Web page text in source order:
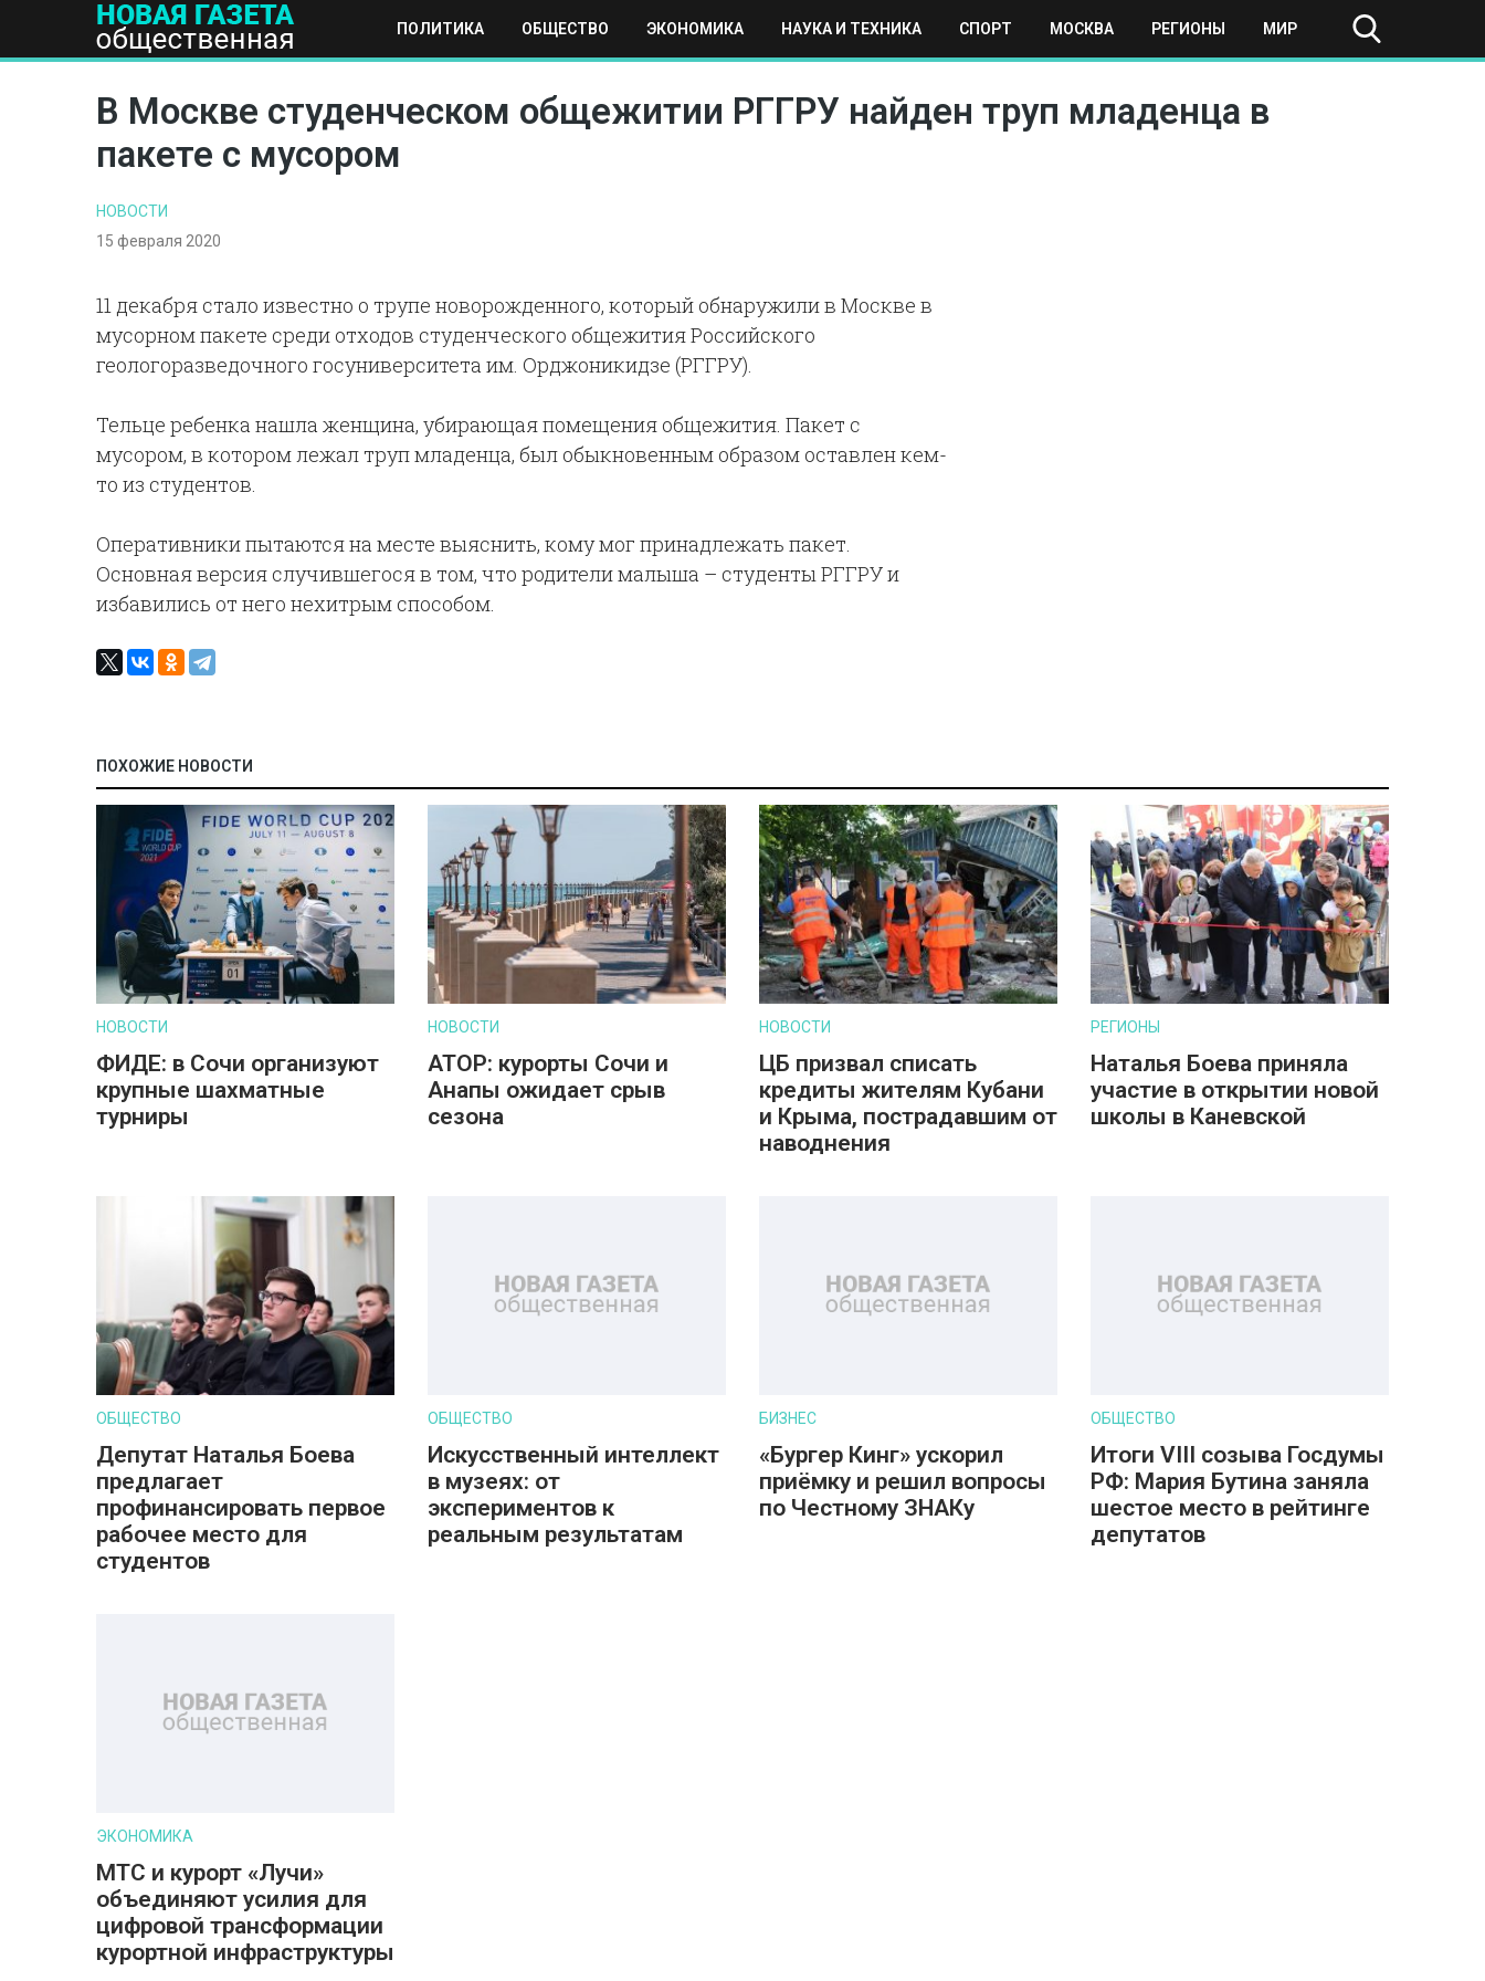
ПОЛИТИКА ОБЩЕСТВО ЭКОНОМИКА НАУКА И ТЕХНИКА СПОРТ МОСКВА РЕГИОНЫ МИР
ПОЛИТИКА ОБЩЕСТВО ЭКОНОМИКА НАУКА И ТЕХНИКА СПОРТ МОСКВА РЕГИОНЫ МИР
В Москве студенческом общежитии РГГРУ найден труп младенца в
пакете с мусором
НОВОСТИ
15 февраля 2020
11 декабря стало известно о трупе новорожденного, который обнаружили в Москве в
мусорном пакете среди отходов студенческого общежития Российского
геологоразведочного госуниверситета им. Орджоникидзе (РГГРУ).
Тельце ребенка нашла женщина, убирающая помещения общежития. Пакет с
мусором, в котором лежал труп младенца, был обыкновенным образом оставлен кем-
то из студентов.
Оперативники пытаются на месте выяснить, кому мог принадлежать пакет.
Основная версия случившегося в том, что родители малыша – студенты РГГРУ и
избавились от него нехитрым способом.
ПОХОЖИЕ НОВОСТИ
НОВОСТИ
ФИДЕ: в Сочи организуют
крупные шахматные
турниры
НОВОСТИ
АТОР: курорты Сочи и
Анапы ожидает срыв
сезона
НОВОСТИ
ЦБ призвал списать
кредиты жителям Кубани
и Крыма, пострадавшим от
наводнения
РЕГИОНЫ
Наталья Боева приняла
участие в открытии новой
школы в Каневской
ОБЩЕСТВО
Депутат Наталья Боева
предлагает
профинансировать первое
рабочее место для
студентов
ОБЩЕСТВО
Искусственный интеллект
в музеях: от
экспериментов к
реальным результатам
БИЗНЕС
«Бургер Кинг» ускорил
приёмку и решил вопросы
по Честному ЗНАКу
ОБЩЕСТВО
Итоги VIII созыва Госдумы
РФ: Мария Бутина заняла
шестое место в рейтинге
депутатов
ЭКОНОМИКА
МТС и курорт «Лучи»
объединяют усилия для
цифровой трансформации
курортной инфраструктуры